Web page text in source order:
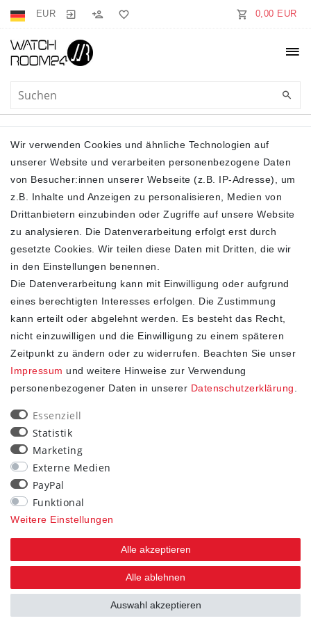
EUR 0,00 EUR
RUNDHALS
Filter
SHOP
Impressum
Daten­schutz­erklärung
AGB
Widerrufs­recht
STAY CONNECTED
Wir verwenden Cookies und ähnliche Technologien auf
unserer Website und verarbeiten personenbezogene Daten
von Besucher:innen unserer Webseite (z.B. IP-Adresse), um
z.B. Inhalte und Anzeigen zu personalisieren, Medien von
Drittanbietern einzubinden oder Zugriffe auf unsere Website
zu analysieren. Die Datenverarbeitung erfolgt erst durch
gesetzte Cookies. Wir teilen diese Daten mit Dritten, die wir
in den Einstellungen benennen.
Die Datenverarbeitung kann mit Einwilligung oder aufgrund
eines berechtigten Interesses erfolgen. Die Zustimmung
kann erteilt oder abgelehnt werden. Es besteht das Recht,
nicht einzuwilligen und die Einwilligung zu einem späteren
Zeitpunkt zu ändern oder zu widerrufen. Beachten Sie unser
Impressum und weitere Hinweise zur Verwendung
personenbezogener Daten in unserer Daten­schutz­erklärung
Essenziell
Statistik
Marketing
Externe Medien
PayPal
Funktional
Weitere Einstellungen
Alle akzeptieren
Alle ablehnen
Auswahl akzeptieren